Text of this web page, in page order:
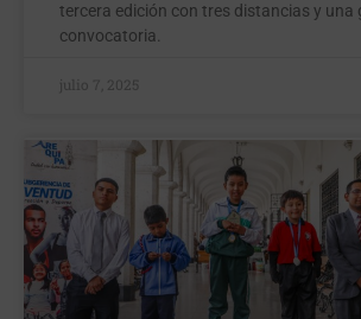
tercera edición con tres distancias y una
convocatoria.
julio 7, 2025